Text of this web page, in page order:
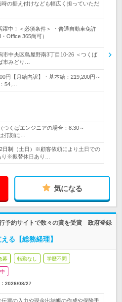
の据え付けなども幅広く担っていただ
躍中！＜必須条件＞ ・普通自動車免許
Office 365尚可）
市中央区鳥屋野南3丁目10-26 ＜つくば
市みどり…
円【月給内訳】・基本給：219,200円～
54,…
つくばエンジニアの場合：8:30～
打刻に…
日制（土日）※顧客依頼により土日での
り※振替休日あり…
気になる
予約サイトで数々の賞を受賞 政府登録
る【総務経理】
募 転勤なし 学歴不問
2026/08/27
票の入力や現金出納帳の作成や保険手